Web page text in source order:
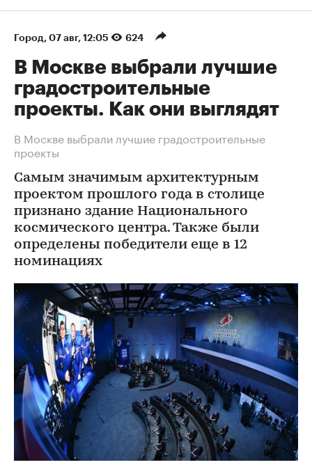
Город⁠, 07 авг, 12:05 624
В Москве выбрали лучшие
градостроительные
проекты. Как они выглядят
В Москве выбрали лучшие градостроительные
проекты
Самым значимым архитектурным
проектом прошлого года в столице
признано здание Национального
космического центра. Также были
определены победители еще в 12
номинациях